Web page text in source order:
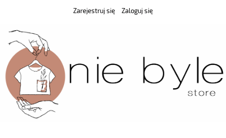
Zarejestruj się Zaloguj się